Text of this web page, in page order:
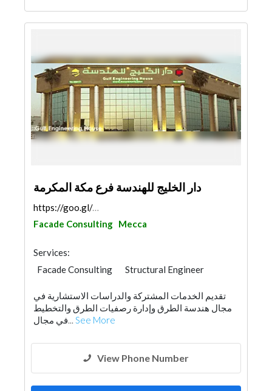
دار الخليج للهندسة فرع مكة المكرمة
https://goo.gl/maps/Sg3QdV2FfpMEJYCE8
Facade Consulting Mecca
Services:
Facade Consulting
Structural Engineer
Project Management
Surveyors
Architectural Design
تقديم الخدمات المشتركة والدراسات الاستشارية في
مجال هندسة الطرق وإدارة رصفيات الطرق والتخطيط
في مجال... See More
View Phone Number